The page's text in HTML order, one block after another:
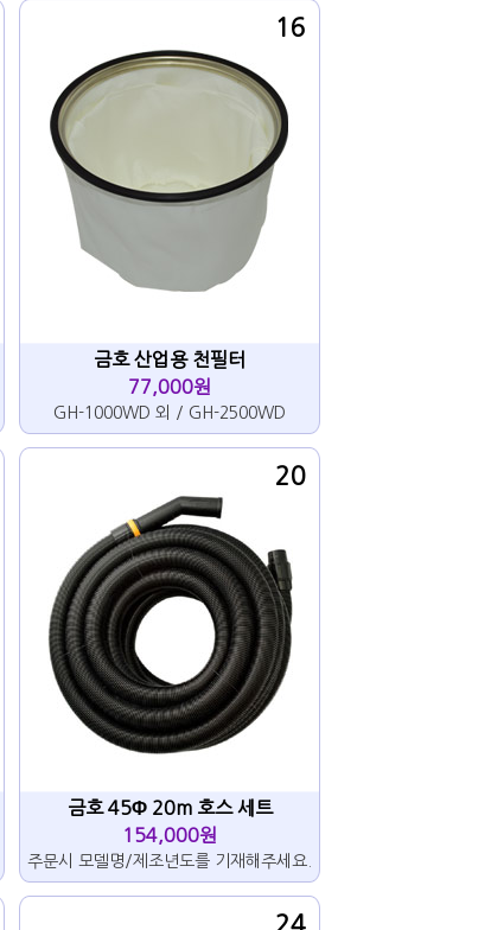
금호 산업용 천필터
77,000원
GH-1000WD 외 / GH-2500WD
16
금호 45Φ 20m 호스 세트
154,000원
주문시 모델명/제조년도를 기재해주세요.
20
24